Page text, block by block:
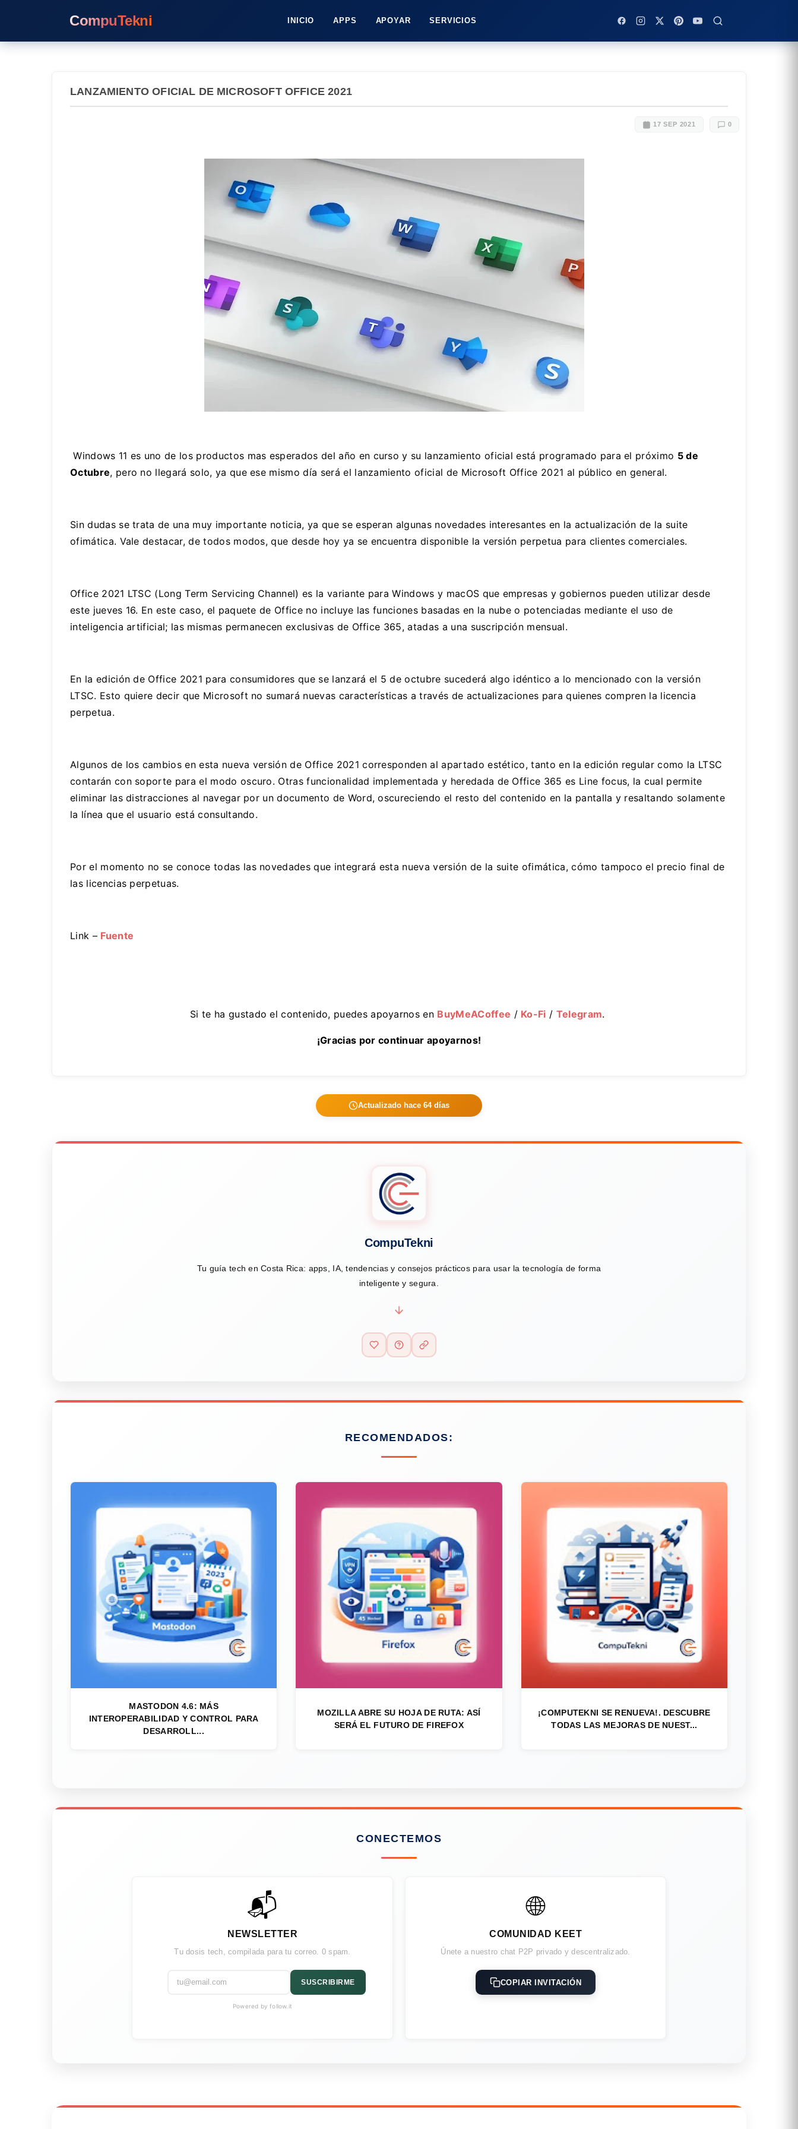
CompuTekni INICIO APPS APOYAR SERVICIOS
LANZAMIENTO OFICIAL DE MICROSOFT OFFICE 2021
17 SEP 2021 0
Windows 11 es uno de los productos mas esperados del año en curso y su lanzamiento oficial está programado para el próximo 5 de
Octubre, pero no llegará solo, ya que ese mismo día será el lanzamiento oficial de Microsoft Office 2021 al público en general.
Sin dudas se trata de una muy importante noticia, ya que se esperan algunas novedades interesantes en la actualización de la suite
ofimática. Vale destacar, de todos modos, que desde hoy ya se encuentra disponible la versión perpetua para clientes comerciales.
Office 2021 LTSC (Long Term Servicing Channel) es la variante para Windows y macOS que empresas y gobiernos pueden utilizar desde
este jueves 16. En este caso, el paquete de Office no incluye las funciones basadas en la nube o potenciadas mediante el uso de
inteligencia artificial; las mismas permanecen exclusivas de Office 365, atadas a una suscripción mensual.
En la edición de Office 2021 para consumidores que se lanzará el 5 de octubre sucederá algo idéntico a lo mencionado con la versión
LTSC. Esto quiere decir que Microsoft no sumará nuevas características a través de actualizaciones para quienes compren la licencia
perpetua.
Algunos de los cambios en esta nueva versión de Office 2021 corresponden al apartado estético, tanto en la edición regular como la LTSC
contarán con soporte para el modo oscuro. Otras funcionalidad implementada y heredada de Office 365 es Line focus, la cual permite
eliminar las distracciones al navegar por un documento de Word, oscureciendo el resto del contenido en la pantalla y resaltando solamente
la línea que el usuario está consultando.
Por el momento no se conoce todas las novedades que integrará esta nueva versión de la suite ofimática, cómo tampoco el precio final de
las licencias perpetuas.
Link – Fuente
Si te ha gustado el contenido, puedes apoyarnos en BuyMeACoffee / Ko-Fi / Telegram.
¡Gracias por continuar apoyarnos!
Actualizado hace 64 días
CompuTekni
Tu guía tech en Costa Rica: apps, IA, tendencias y consejos prácticos para usar la tecnología de forma
inteligente y segura.
RECOMENDADOS:
MASTODON 4.6: MÁS
INTEROPERABILIDAD Y CONTROL PARA
DESARROLL...
MOZILLA ABRE SU HOJA DE RUTA: ASÍ
SERÁ EL FUTURO DE FIREFOX
¡COMPUTEKNI SE RENUEVA!. DESCUBRE
TODAS LAS MEJORAS DE NUEST...
CONECTEMOS
📬
NEWSLETTER
Tu dosis tech, compilada para tu correo. 0 spam.
SUSCRIBIRME
Powered by follow.it
🌐
COMUNIDAD KEET
Únete a nuestro chat P2P privado y descentralizado.
COPIAR INVITACIÓN